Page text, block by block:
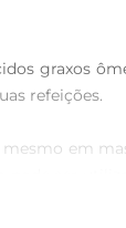
graxos
refeições.
em